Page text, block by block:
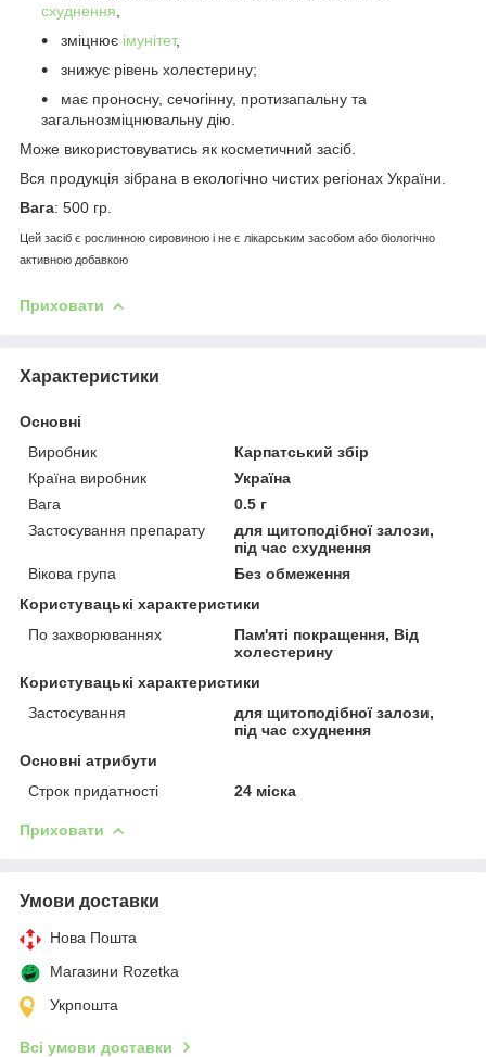
схуднення
зміцнює імунітет,
знижує рівень холестерину;
має проносну, сечогінну, протизапальну та
загальнозміцнювальну дію.
Може використовуватись як косметичний засіб.
Вся продукція зібрана в екологічно чистих регіонах України.
Вага: 500 гр.
Цей засіб є рослинною сировиною і не є лікарським засобом або біологічно
активною добавкою
Приховати
Характеристики
Основні
Виробник
Карпатський збір
Країна виробник
Україна
Вага
0.5 г
Застосування препарату
для щитоподібної залози,
під час схуднення
Вікова група
Без обмеження
Користувацькi характеристики
По захворюваннях
Пам'яті покращення, Від
холестерину
Користувацькі характеристики
Застосування
для щитоподібної залози,
під час схуднення
Основні атрибути
Строк придатності
24 міска
Приховати
Умови доставки
Нова Пошта
Магазини Rozetka
Укрпошта
Всі умови доставки